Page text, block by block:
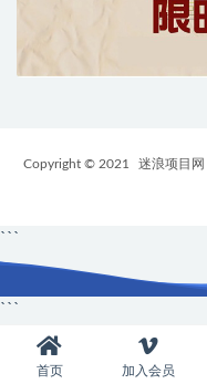
Copyright © 2021 迷浪项目网
首页 加入会员
```
```